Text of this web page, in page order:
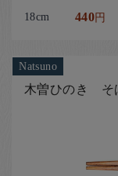
18cm 440円
Natsuno
木曽ひのき